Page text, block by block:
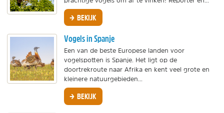
BEKIJK
Vogels in Spanje
Een van de beste Europese landen voor
vogelspotten is Spanje. Het ligt op de
doortrekroute naar Afrika en kent veel grote en
kleinere natuurgebieden...
BEKIJK